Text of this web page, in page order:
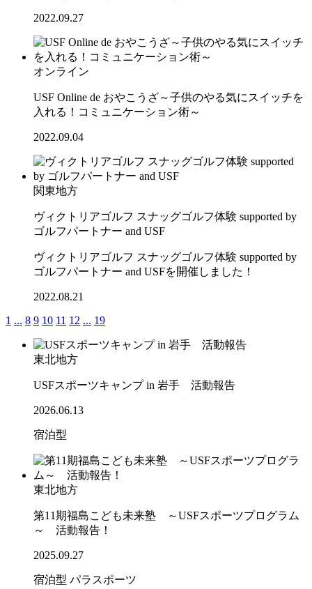
2022.09.27
オンライン
USF Online de おやこうざ～子供のやる気にスイッチを
入れる！コミュニケーション術～
2022.09.04
関東地方
ヴィクトリアゴルフ スナッグゴルフ体験 supported by
ゴルフパートナー and USF
ヴィクトリアゴルフ スナッグゴルフ体験 supported by
ゴルフパートナー and USFを開催しました！
2022.08.21
1 ... 8 9 10 11 12 ... 19
東北地方
USFスポーツキャンプ in 岩手 活動報告
2026.06.13
宿泊型
東北地方
第11期福島こども未来塾 ～USFスポーツプログラム
～ 活動報告！
2025.09.27
宿泊型 パラスポーツ